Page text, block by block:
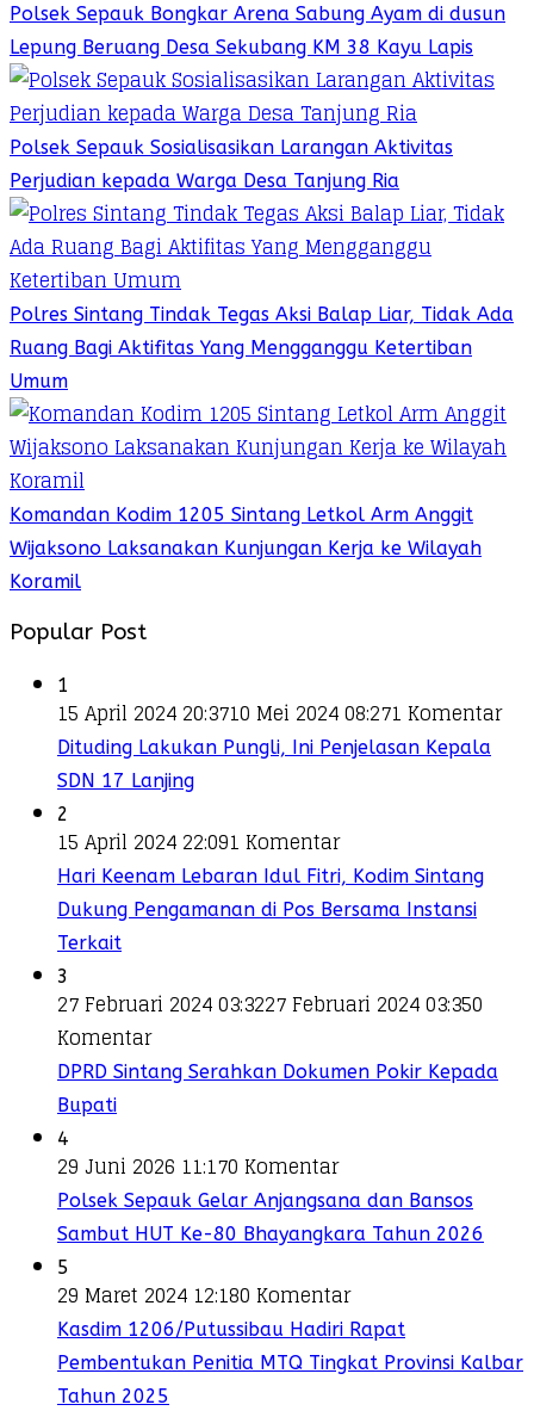
Polsek Sepauk Bongkar Arena Sabung Ayam di dusun
Lepung Beruang Desa Sekubang KM 38 Kayu Lapis
Polsek Sepauk Sosialisasikan Larangan Aktivitas
Perjudian kepada Warga Desa Tanjung Ria
Polres Sintang Tindak Tegas Aksi Balap Liar, Tidak Ada
Ruang Bagi Aktifitas Yang Mengganggu Ketertiban
Umum
Komandan Kodim 1205 Sintang Letkol Arm Anggit
Wijaksono Laksanakan Kunjungan Kerja ke Wilayah
Koramil
Popular Post
1
15 April 2024 20:3710 Mei 2024 08:271 Komentar
Dituding Lakukan Pungli, Ini Penjelasan Kepala
SDN 17 Lanjing
2
15 April 2024 22:091 Komentar
Hari Keenam Lebaran Idul Fitri, Kodim Sintang
Dukung Pengamanan di Pos Bersama Instansi
Terkait
3
27 Februari 2024 03:3227 Februari 2024 03:350
Komentar
DPRD Sintang Serahkan Dokumen Pokir Kepada
Bupati
4
29 Juni 2026 11:170 Komentar
Polsek Sepauk Gelar Anjangsana dan Bansos
Sambut HUT Ke-80 Bhayangkara Tahun 2026
5
29 Maret 2024 12:180 Komentar
Kasdim 1206/Putussibau Hadiri Rapat
Pembentukan Penitia MTQ Tingkat Provinsi Kalbar
Tahun 2025